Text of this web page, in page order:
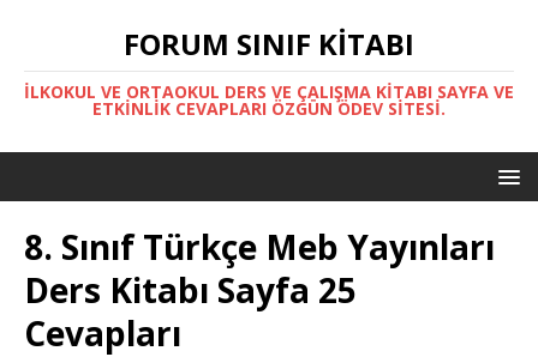
FORUM SINIF KITABI
İLKOKUL VE ORTAOKUL DERS VE ÇALIŞMA KITABI SAYFA VE
ETKINLIK CEVAPLARI ÖZGÜN ÖDEV SITESI.
8. Sınıf Türkçe Meb Yayınları
Ders Kitabı Sayfa 25
Cevapları